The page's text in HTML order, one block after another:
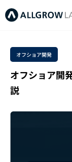
オフショア開発
オフショア開
説